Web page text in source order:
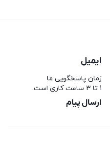
ایمیل
زمان پاسخگویی ما
1 تا 3 ساعت کاری است.
ارسال پیام